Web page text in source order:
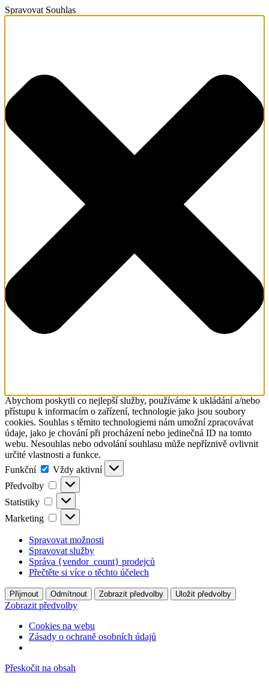
Spravovat Souhlas
Abychom poskytli co nejlepší služby, používáme k ukládání a/nebo
přístupu k informacím o zařízení, technologie jako jsou soubory
cookies. Souhlas s těmito technologiemi nám umožní zpracovávat
údaje, jako je chování při procházení nebo jedinečná ID na tomto
webu. Nesouhlas nebo odvolání souhlasu může nepříznivě ovlivnit
určité vlastnosti a funkce.
Funkční
Funkční
Vždy aktivní
Předvolby
Předvolby
Statistiky Statistiky
Marketing Marketing
Spravovat možnosti
Spravovat služby
Správa {vendor_count} prodejců
Přečtěte si více o těchto účelech
Přijmout Odmítnout Zobrazit předvolby Uložit předvolby
Zobrazit předvolby
Cookies na webu
Zásady o ochraně osobních údajů
Přeskočit na obsah